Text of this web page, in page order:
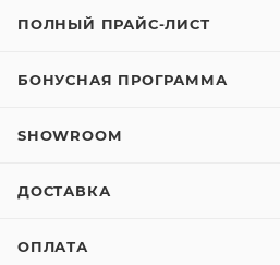
ПОЛНЫЙ ПРАЙС-ЛИСТ
БОНУСНАЯ ПРОГРАММА
SHOWROOM
ДОСТАВКА
ОПЛАТА